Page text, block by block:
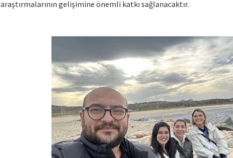
araştırmalarının gelişimine önemli katkı sağlanacaktır.